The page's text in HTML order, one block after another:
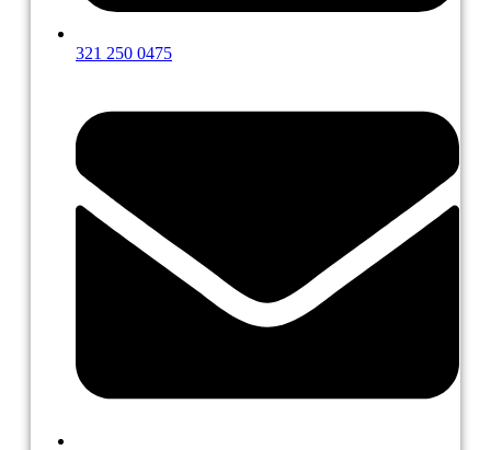
321 250 0475